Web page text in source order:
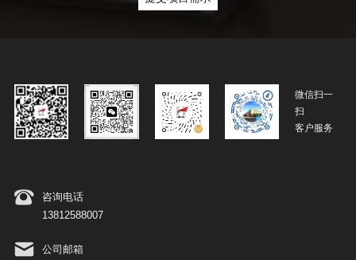
微信扫一
扫
客户服务
咨询电话
13812588007
公司邮箱